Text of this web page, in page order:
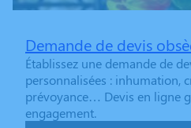
Demande de devis
Établissez une demande de
personnalisées : inhumation,
prévoyance… Devis en ligne
engagement.